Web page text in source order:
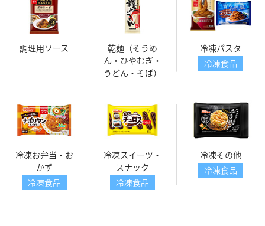
調理用ソース
乾麺（そうめ
ん・ひやむぎ・
うどん・そば）
冷凍パスタ
冷凍食品
冷凍お弁当・お
かず
冷凍食品
冷凍スイーツ・
スナック
冷凍食品
冷凍その他
冷凍食品